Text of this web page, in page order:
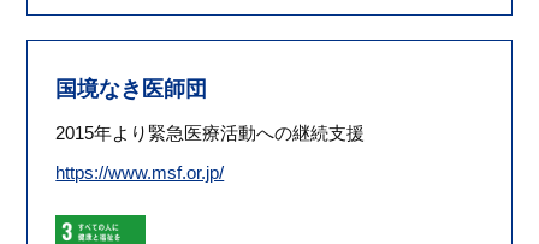
国境なき医師団
2015年より緊急医療活動への継続支援
https://www.msf.or.jp/